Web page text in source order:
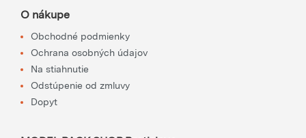
O nákupe
Obchodné podmienky
Ochrana osobných údajov
Na stiahnutie
Odstúpenie od zmluvy
Dopyt